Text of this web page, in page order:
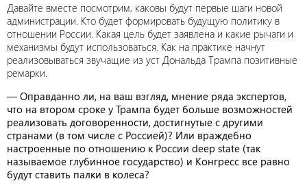
Давайте вместе посмотрим, каковы будут первые шаги новой
администрации. Кто будет формировать будущую политику в
отношении России. Какая цель будет заявлена и какие рычаги и
механизмы будут использоваться. Как на практике начнут
реализовываться звучащие из уст Дональда Трампа позитивные
ремарки.
— Оправданно ли, на ваш взгляд, мнение ряда экспертов,
что на втором сроке у Трампа будет больше возможностей
реализовать договоренности, достигнутые с другими
странами (в том числе с Россией)? Или враждебно
настроенные по отношению к России deep state (так
называемое глубинное государство) и Конгресс все равно
будут ставить палки в колеса?